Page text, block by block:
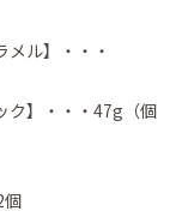
ル】・・・
ク】・・・47g（個
個